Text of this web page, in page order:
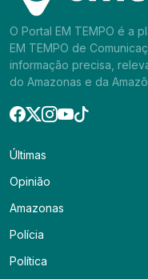
O Portal EM TEMPO é a
EM TEMPO de
informação precisa,
do Amazonas e da
Últimas
Opinião
Amazonas
Polícia
Política